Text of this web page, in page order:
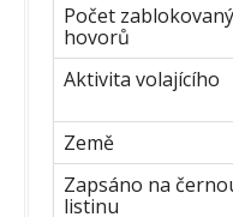
Počet
hovorů
Aktivita volajícího
Země
Zapsáno na
listinu